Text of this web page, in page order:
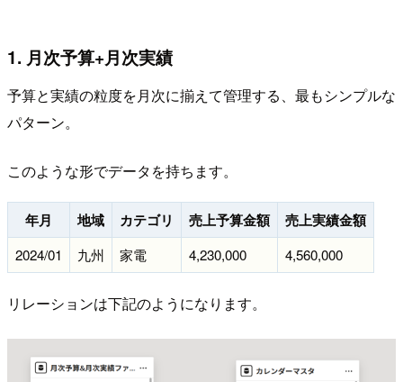
1. 月次予算+月次実績
予算と実績の粒度を月次に揃えて管理する、最もシンプルな
パターン。
このような形でデータを持ちます。
年月 地域 カテゴリ 売上予算金額 売上実績金額
2024/01 九州 家電 4,230,000 4,560,000
リレーションは下記のようになります。